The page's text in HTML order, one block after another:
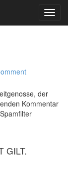
der
Kommentar
GILT.